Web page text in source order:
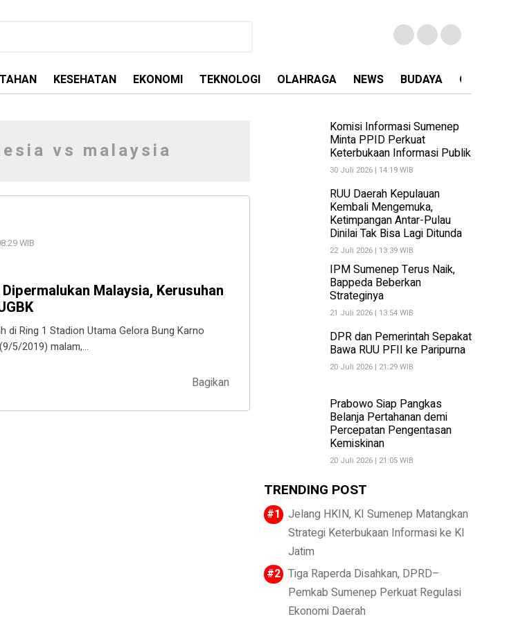
KESEHATAN EKONOMI TEKNOLOGI OLAHRAGA NEWS BUDAYA OPINI
vs malaysia
WIB
Malaysia, Kerusuhan
di Ring 1 Stadion Utama Gelora Bung Karno
5/2019) malam,…
Bagikan
Komisi Informasi Sumenep
Minta PPID Perkuat
Keterbukaan Informasi Publik
30 Juli 2026 | 14:19 WIB
RUU Daerah Kepulauan
Kembali Mengemuka,
Ketimpangan Antar-Pulau
Dinilai Tak Bisa Lagi Ditunda
22 Juli 2026 | 13:39 WIB
IPM Sumenep Terus Naik,
Bappeda Beberkan
Strateginya
21 Juli 2026 | 13:54 WIB
DPR dan Pemerintah Sepakat
Bawa RUU PFII ke Paripurna
20 Juli 2026 | 21:29 WIB
Prabowo Siap Pangkas
Belanja Pertahanan demi
Percepatan Pengentasan
Kemiskinan
20 Juli 2026 | 21:05 WIB
TRENDING POST
Jelang HKIN, KI Sumenep Matangkan
Strategi Keterbukaan Informasi ke KI
Jatim
Tiga Raperda Disahkan, DPRD–
Pemkab Sumenep Perkuat Regulasi
Ekonomi Daerah